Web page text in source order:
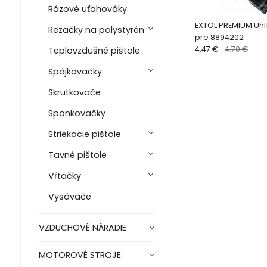
Rázové uťahováky
Rezačky na polystyrén
Teplovzdušné pištole
Spájkovačky
Skrutkovače
Sponkovačky
Striekacie pištole
Tavné pištole
Vŕtačky
Vysávače
VZDUCHOVÉ NÁRADIE
MOTOROVÉ STROJE
EXTOL PREMIUM
pre 8894202
4.47 € 4.70 €